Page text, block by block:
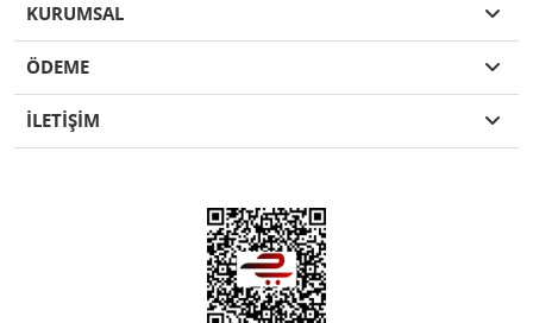
KURUMSAL
ÖDEME
İLETİŞİM